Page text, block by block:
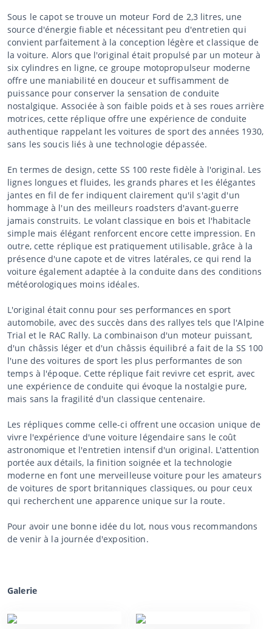
Sous le capot se trouve un moteur Ford de 2,3 litres, une
source d'énergie fiable et nécessitant peu d'entretien qui
convient parfaitement à la conception légère et classique de
la voiture. Alors que l'original était propulsé par un moteur à
six cylindres en ligne, ce groupe motopropulseur moderne
offre une maniabilité en douceur et suffisamment de
puissance pour conserver la sensation de conduite
nostalgique. Associée à son faible poids et à ses roues arrière
motrices, cette réplique offre une expérience de conduite
authentique rappelant les voitures de sport des années 1930,
sans les soucis liés à une technologie dépassée.
En termes de design, cette SS 100 reste fidèle à l'original. Les
lignes longues et fluides, les grands phares et les élégantes
jantes en fil de fer indiquent clairement qu'il s'agit d'un
hommage à l'un des meilleurs roadsters d'avant-guerre
jamais construits. Le volant classique en bois et l'habitacle
simple mais élégant renforcent encore cette impression. En
outre, cette réplique est pratiquement utilisable, grâce à la
présence d'une capote et de vitres latérales, ce qui rend la
voiture également adaptée à la conduite dans des conditions
météorologiques moins idéales.
L'original était connu pour ses performances en sport
automobile, avec des succès dans des rallyes tels que l'Alpine
Trial et le RAC Rally. La combinaison d'un moteur puissant,
d'un châssis léger et d'un châssis équilibré a fait de la SS 100
l'une des voitures de sport les plus performantes de son
temps à l'époque. Cette réplique fait revivre cet esprit, avec
une expérience de conduite qui évoque la nostalgie pure,
mais sans la fragilité d'un classique centenaire.
Les répliques comme celle-ci offrent une occasion unique de
vivre l'expérience d'une voiture légendaire sans le coût
astronomique et l'entretien intensif d'un original. L'attention
portée aux détails, la finition soignée et la technologie
moderne en font une merveilleuse voiture pour les amateurs
de voitures de sport britanniques classiques, ou pour ceux
qui recherchent une apparence unique sur la route.
Pour avoir une bonne idée du lot, nous vous recommandons
de venir à la journée d'exposition.
Galerie